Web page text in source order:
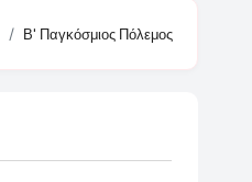
Β' Παγκόσμιος Πόλεμος